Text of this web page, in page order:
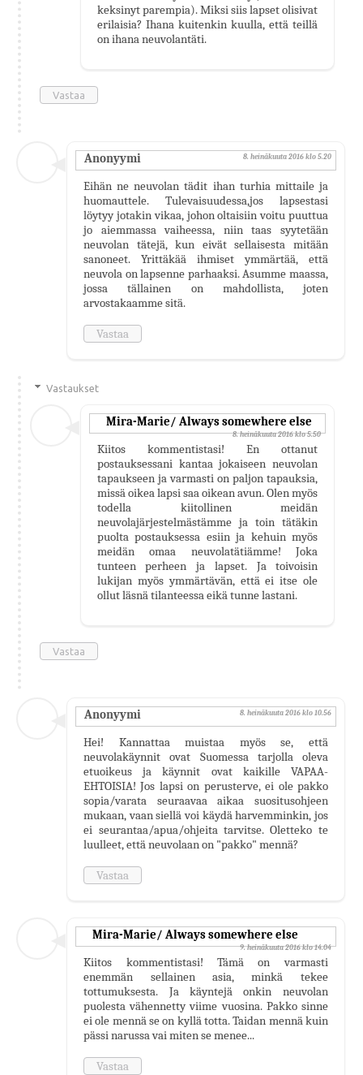
keksinyt parempia). Miksi siis lapset olisivat
erilaisia? Ihana kuitenkin kuulla, että teillä
on ihana neuvolantäti.
Vastaa
Anonyymi 8. heinäkuuta 2016 klo 5.20
Eihän ne neuvolan tädit ihan turhia mittaile ja
huomauttele. Tulevaisuudessa,jos lapsestasi
löytyy jotakin vikaa, johon oltaisiin voitu puuttua
jo aiemmassa vaiheessa, niin taas syytetään
neuvolan tätejä, kun eivät sellaisesta mitään
sanoneet. Yrittäkää ihmiset ymmärtää, että
neuvola on lapsenne parhaaksi. Asumme maassa,
jossa tällainen on mahdollista, joten
arvostakaamme sitä.
Vastaa
Vastaukset
Mira-Marie/ Always somewhere else
8. heinäkuuta 2016 klo 5.50
Kiitos kommentistasi! En ottanut
postauksessani kantaa jokaiseen neuvolan
tapaukseen ja varmasti on paljon tapauksia,
missä oikea lapsi saa oikean avun. Olen myös
todella kiitollinen meidän
neuvolajärjestelmästämme ja toin tätäkin
puolta postauksessa esiin ja kehuin myös
meidän omaa neuvolatätiämme! Joka
tunteen perheen ja lapset. Ja toivoisin
lukijan myös ymmärtävän, että ei itse ole
ollut läsnä tilanteessa eikä tunne lastani.
Vastaa
Anonyymi 8. heinäkuuta 2016 klo 10.56
Hei! Kannattaa muistaa myös se, että
neuvolakäynnit ovat Suomessa tarjolla oleva
etuoikeus ja käynnit ovat kaikille VAPAA-
EHTOISIA! Jos lapsi on perusterve, ei ole pakko
sopia/varata seuraavaa aikaa suositusohjeen
mukaan, vaan siellä voi käydä harvemminkin, jos
ei seurantaa/apua/ohjeita tarvitse. Oletteko te
luulleet, että neuvolaan on "pakko" mennä?
Vastaa
Mira-Marie/ Always somewhere else
9. heinäkuuta 2016 klo 14.04
Kiitos kommentistasi! Tämä on varmasti
enemmän sellainen asia, minkä tekee
tottumuksesta. Ja käyntejä onkin neuvolan
puolesta vähennetty viime vuosina. Pakko sinne
ei ole mennä se on kyllä totta. Taidan mennä kuin
pässi narussa vai miten se menee...
Vastaa